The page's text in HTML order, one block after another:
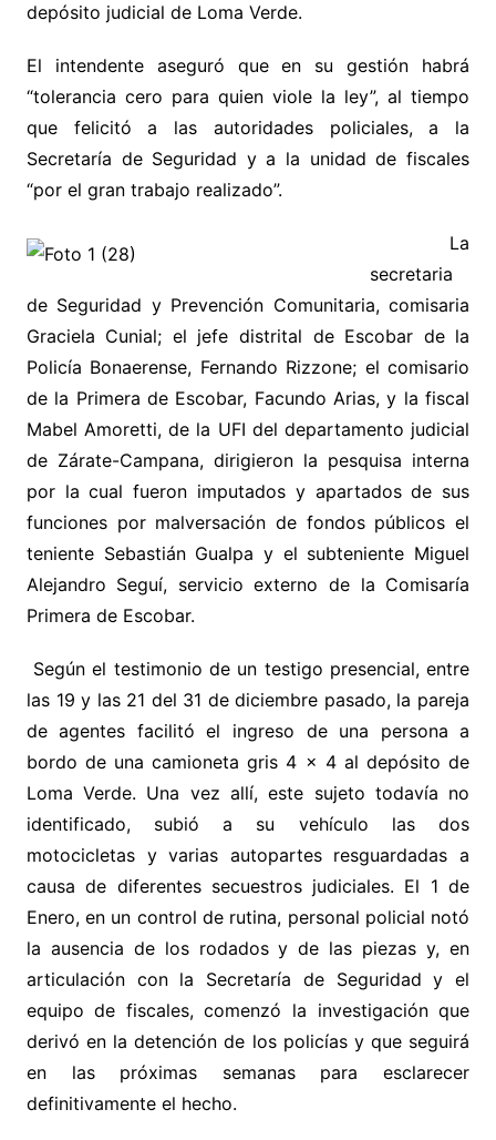
depósito judicial de Loma Verde.
El intendente aseguró que en su gestión habrá
“tolerancia cero para quien viole la ley”, al tiempo
que felicitó a las autoridades policiales, a la
Secretaría de Seguridad y a la unidad de fiscales
“por el gran trabajo realizado”.
La
secretaria
de Seguridad y Prevención Comunitaria, comisaria
Graciela Cunial; el jefe distrital de Escobar de la
Policía Bonaerense, Fernando Rizzone; el comisario
de la Primera de Escobar, Facundo Arias, y la fiscal
Mabel Amoretti, de la UFI del departamento judicial
de Zárate-Campana, dirigieron la pesquisa interna
por la cual fueron imputados y apartados de sus
funciones por malversación de fondos públicos el
teniente Sebastián Gualpa y el subteniente Miguel
Alejandro Seguí, servicio externo de la Comisaría
Primera de Escobar.
Según el testimonio de un testigo presencial, entre
las 19 y las 21 del 31 de diciembre pasado, la pareja
de agentes facilitó el ingreso de una persona a
bordo de una camioneta gris 4 x 4 al depósito de
Loma Verde. Una vez allí, este sujeto todavía no
identificado, subió a su vehículo las dos
motocicletas y varias autopartes resguardadas a
causa de diferentes secuestros judiciales. El 1 de
Enero, en un control de rutina, personal policial notó
la ausencia de los rodados y de las piezas y, en
articulación con la Secretaría de Seguridad y el
equipo de fiscales, comenzó la investigación que
derivó en la detención de los policías y que seguirá
en las próximas semanas para esclarecer
definitivamente el hecho.